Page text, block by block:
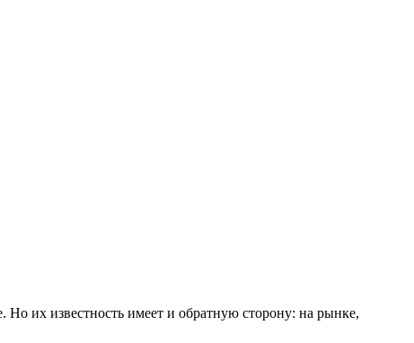
их известность имеет и обратную сторону: на рынке,